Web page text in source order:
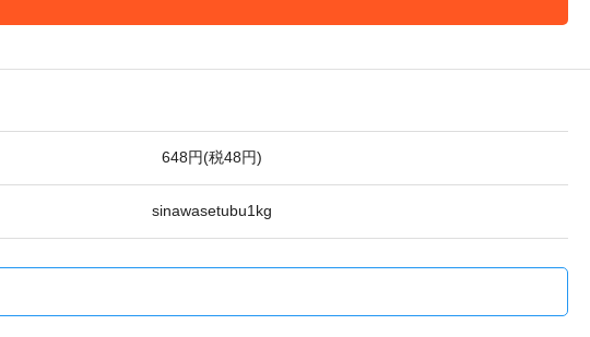
648円(税48円)
sinawasetubu1kg